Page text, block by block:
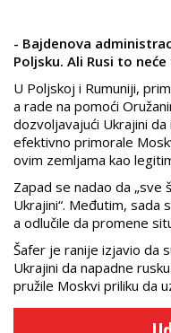
- Bajdenova
Poljsku. Ali Rusi to
U Poljskoj i Rumuniji,
a rade na pomoći
dozvoljavajući Ukrajini
efektivno primorale
ovim zemljama kao
Zapad se nadao da „sve
Ukrajini“. Međutim, sada
a odlučile da promene
Šafer je ranije izjavio da
Ukrajini da napadne
pružile Moskvi priliku da